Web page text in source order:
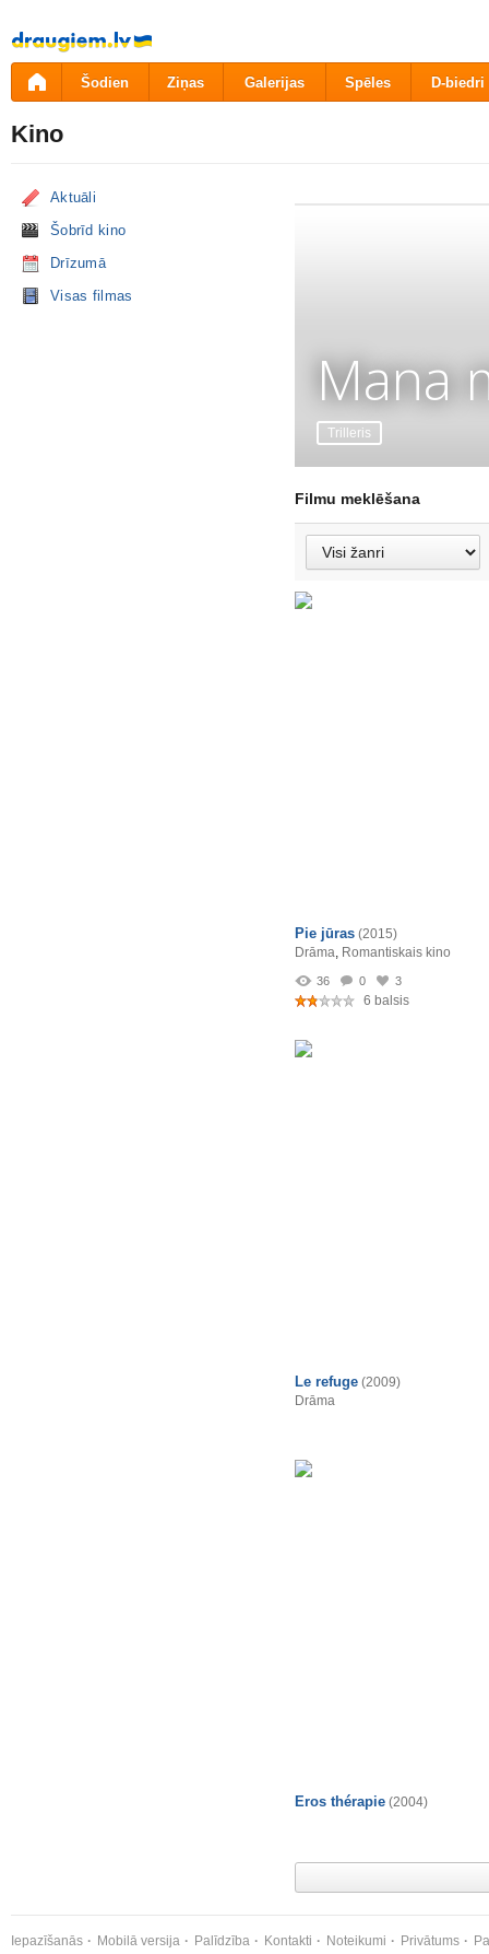
Pāriet
uz
saturu
Šodien Ziņas Galerijas Spēles D-biedri
Kino
Aktuāli
Šobrīd kino
Drīzumā
Visas filmas
Mana
Trilleris
Filmu meklēšana
Pie jūras (2015)
Drāma, Romantiskais kino
36 0 3
6 balsis
Le refuge (2009)
Drāma
Eros thérapie (2004)
Iepazīšanās Mobilā versija Palīdzība Kontakti Noteikumi Privātums